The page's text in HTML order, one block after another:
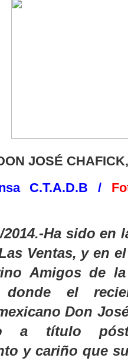
JOSÉ
C.T.A.D.B /
Ha sido en
Ventas, y en
Amigos de
donde el
Don
a título
y cariño que